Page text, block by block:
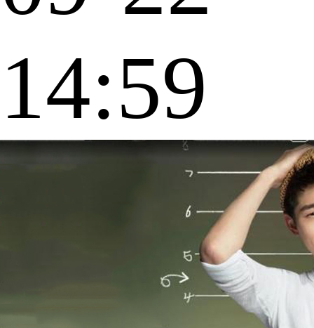
14:59